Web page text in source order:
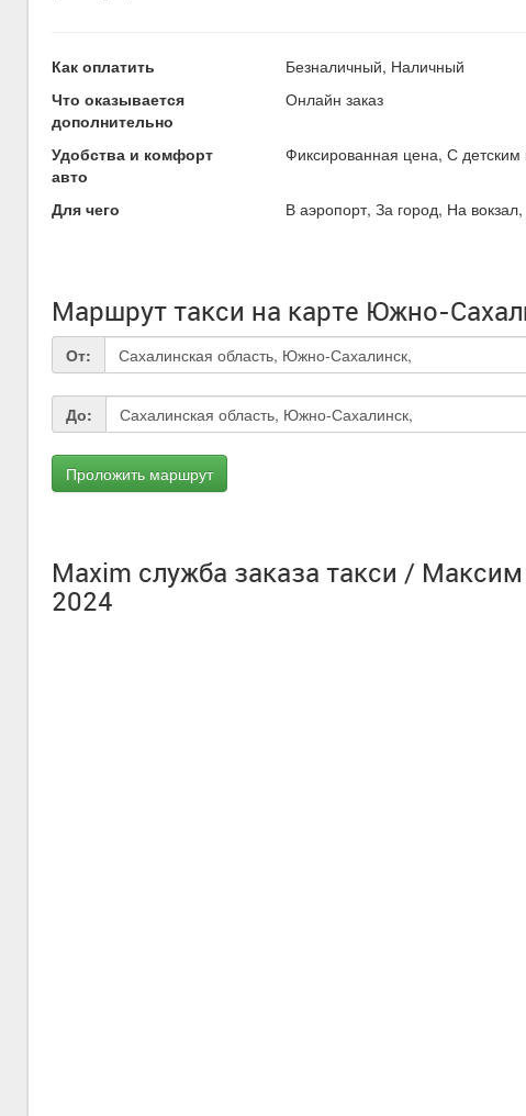
Как оплатить
Безналичный, Наличный
Что оказывается
дополнительно
Онлайн заказ
Удобства и комфорт
авто
Фиксированная цена, С
Для чего В аэропорт, За город, На
Маршрут такси на карте Южно-
От:
До:
Maxim служба заказа такси /
2024